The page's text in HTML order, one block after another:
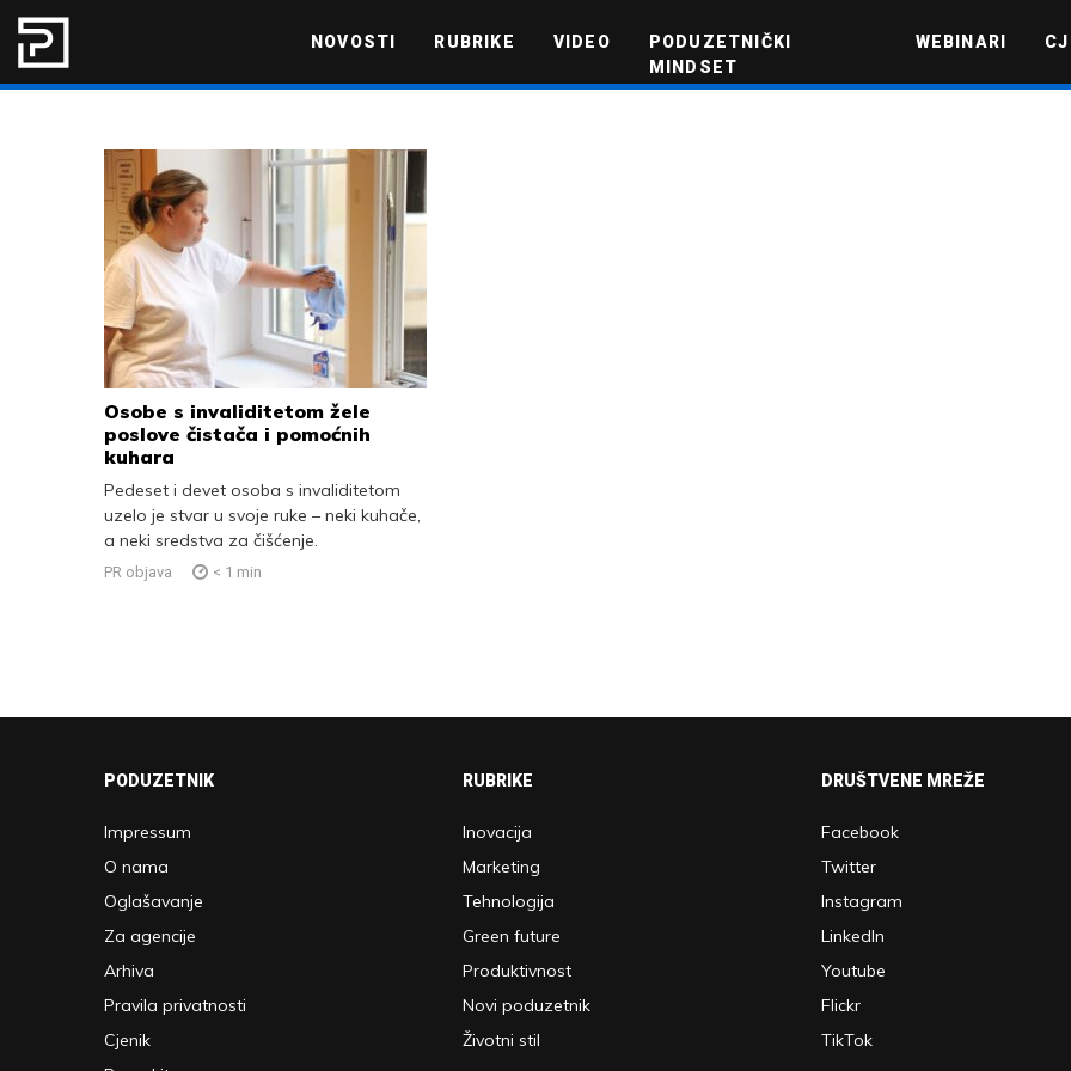
Skip to content NOVOSTI RUBRIKE VIDEO
PODUZETNIČKI
MINDSET
WEBINARI
Osobe s invaliditetom žele
poslove čistača i pomoćnih
kuhara
Pedeset i devet osoba s invaliditetom
uzelo je stvar u svoje ruke – neki kuhače,
a neki sredstva za čišćenje.
PR objava < 1 min
PODUZETNIK
Impressum
O nama
Oglašavanje
Za agencije
Arhiva
Pravila privatnosti
Cjenik
RUBRIKE
Inovacija
Marketing
Tehnologija
Green future
Produktivnost
Novi poduzetnik
Životni stil
DRUŠTVENE MREŽE
Facebook
Twitter
Instagram
LinkedIn
Youtube
Flickr
TikTok